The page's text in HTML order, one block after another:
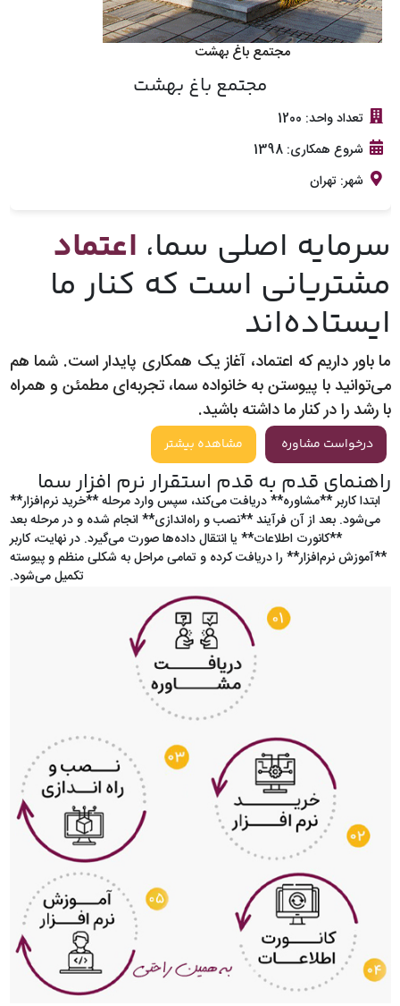
مجتمع باغ بهشت
مجتمع باغ بهشت
تعداد واحد: 1200
شروع همکاری: 1398
شهر: تهران
سرمایه اصلی سما، اعتماد
مشتریانی است که کنار ما
ایستاده‌اند
ما باور داریم که اعتماد، آغاز یک همکاری پایدار است. شما هم
می‌توانید با پیوستن به خانواده سما، تجربه‌ای مطمئن و همراه
با رشد را در کنار ما داشته باشید.
درخواست مشاوره مشاهده بیشتر
راهنمای قدم به قدم استقرار نرم افزار سما
ابتدا کاربر **مشاوره** دریافت می‌کند، سپس وارد مرحله **خرید نرم‌افزار**
می‌شود. بعد از آن فرآیند **نصب و راه‌اندازی** انجام شده و در مرحله بعد
**کانورت اطلاعات** یا انتقال داده‌ها صورت می‌گیرد. در نهایت، کاربر
**آموزش نرم‌افزار** را دریافت کرده و تمامی مراحل به شکلی منظم و پیوسته
تکمیل می‌شود.